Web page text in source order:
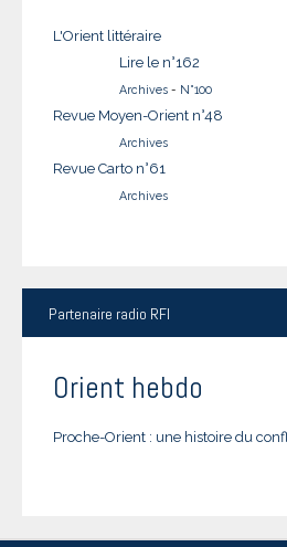
L'Orient littéraire
Lire le n°162
Archives - N°100
Revue Moyen-Orient n°48
Archives
Revue Carto n°61
Archives
Partenaire radio RFI
Orient hebdo
Proche-Orient : une histoire du